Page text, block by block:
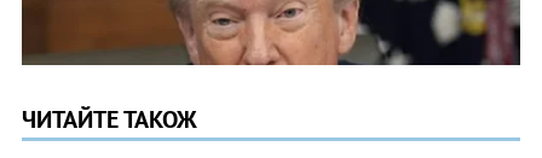
ЧИТАЙТЕ ТАКОЖ